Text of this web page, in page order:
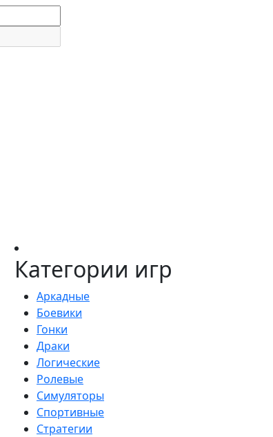
Категории игр
Аркадные
Боевики
Гонки
Драки
Логические
Ролевые
Симуляторы
Спортивные
Стратегии